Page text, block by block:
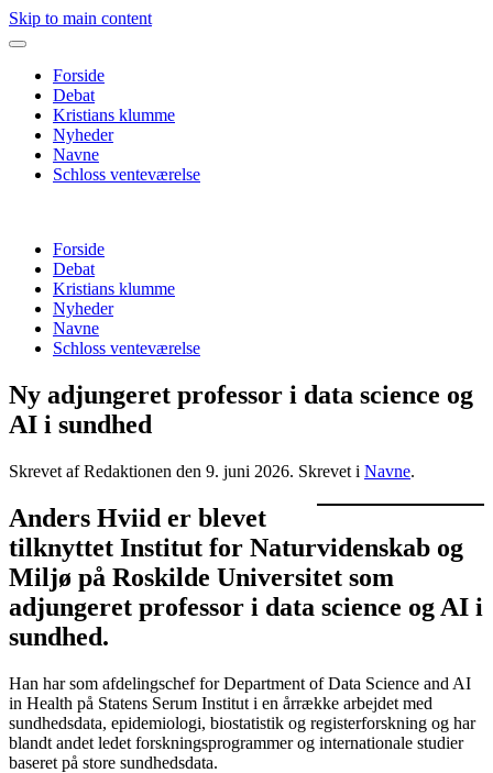
Skip to main content
Forside
Debat
Kristians klumme
Nyheder
Navne
Schloss venteværelse
Forside
Debat
Kristians klumme
Nyheder
Navne
Schloss venteværelse
Ny adjungeret professor i data science og
AI i sundhed
Skrevet af Redaktionen den 9. juni 2026. Skrevet i Navne.
Anders Hviid er blevet
tilknyttet Institut for Naturvidenskab og
Miljø på Roskilde Universitet som
adjungeret professor i data science og AI i
sundhed.
Han har som afdelingschef for Department of Data Science and AI
in Health på Statens Serum Institut i en årrække arbejdet med
sundhedsdata, epidemiologi, biostatistik og registerforskning og har
blandt andet ledet forskningsprogrammer og internationale studier
baseret på store sundhedsdata.